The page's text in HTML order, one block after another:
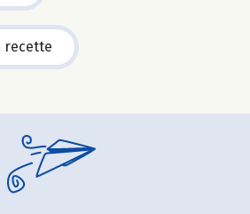
recette